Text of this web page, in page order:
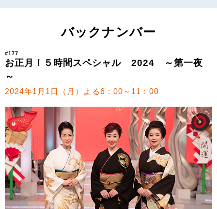
バックナンバー
#177
お正月！５時間スペシャル 2024 ～第一夜
～
2024年1月1日（月）よる6：00～11：00